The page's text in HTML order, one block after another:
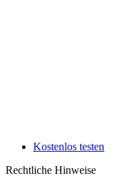
Kostenlos testen
Rechtliche Hinweise